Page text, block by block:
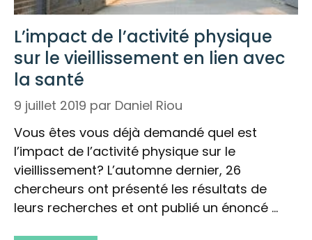
L’impact de l’activité physique
sur le vieillissement en lien avec
la santé
9 juillet 2019 par Daniel Riou
Vous êtes vous déjà demandé quel est
l’impact de l’activité physique sur le
vieillissement? L’automne dernier, 26
chercheurs ont présenté les résultats de
leurs recherches et ont publié un énoncé …